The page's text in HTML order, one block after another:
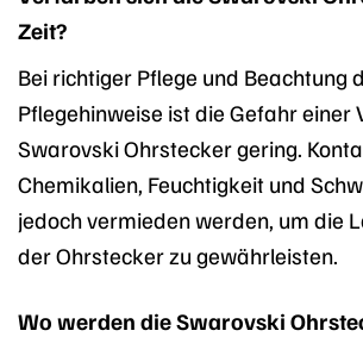
Zeit?
Bei richtiger Pflege und Beachtung
Pflegehinweise ist die Gefahr
Swarovski Ohrstecker gering.
Chemikalien, Feuchtigkeit und
jedoch vermieden werden, um die
der Ohrstecker zu gewährleisten.
Wo werden die Swarovski